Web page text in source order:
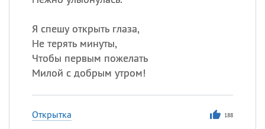
Я спешу открыть глаза,
Не терять минуты,
Чтобы первым пожелать
Милой с добрым утром!
Открытка 188